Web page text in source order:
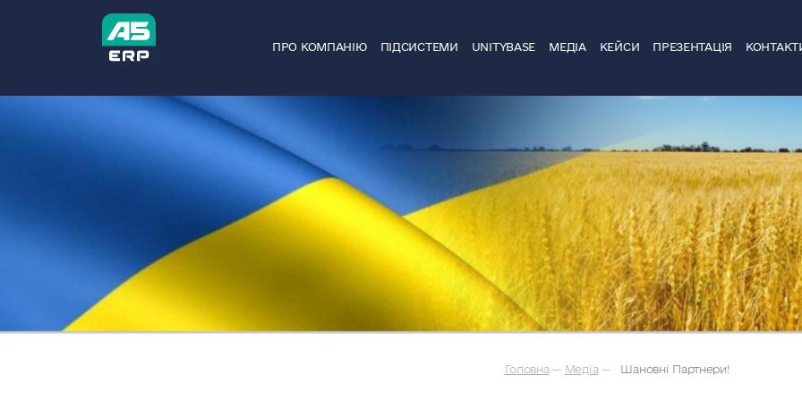
ПРО КОМПАНІЮ ПІДСИСТЕМИ UNITYBASE МЕДІА КЕЙСИ ПРЕЗЕНТАЦІЯ
Головна — Медіа — Шановні Партнери!